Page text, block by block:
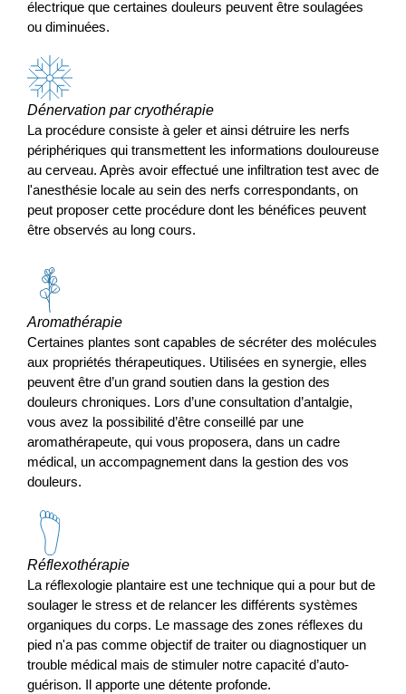
électrique que certaines douleurs peuvent être soulagées
ou diminuées.
Dénervation par cryothérapie
La procédure consiste à geler et ainsi détruire les nerfs
périphériques qui transmettent les informations douloureuse
au cerveau. Après avoir effectué une infiltration test avec de
l'anesthésie locale au sein des nerfs correspondants, on
peut proposer cette procédure dont les bénéfices peuvent
être observés au long cours.
Aromathérapie
Certaines plantes sont capables de sécréter des molécules
aux propriétés thérapeutiques. Utilisées en synergie, elles
peuvent être d’un grand soutien dans la gestion des
douleurs chroniques. Lors d’une consultation d’antalgie,
vous avez la possibilité d’être conseillé par une
aromathérapeute, qui vous proposera, dans un cadre
médical, un accompagnement dans la gestion des vos
douleurs.
Réflexothérapie
La réflexologie plantaire est une technique qui a pour but de
soulager le stress et de relancer les différents systèmes
organiques du corps. Le massage des zones réflexes du
pied n'a pas comme objectif de traiter ou diagnostiquer un
trouble médical mais de stimuler notre capacité d’auto-
guérison. Il apporte une détente profonde.